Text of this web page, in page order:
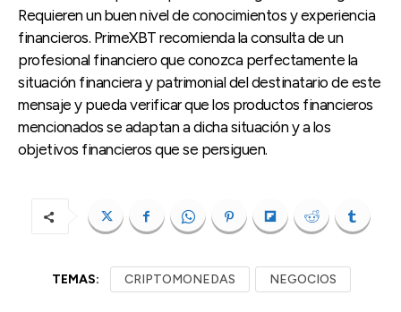
Requieren un buen nivel de conocimientos y experiencia
financieros. PrimeXBT recomienda la consulta de un
profesional financiero que conozca perfectamente la
situación financiera y patrimonial del destinatario de este
mensaje y pueda verificar que los productos financieros
mencionados se adaptan a dicha situación y a los
objetivos financieros que se persiguen.
TEMAS: CRIPTOMONEDAS NEGOCIOS